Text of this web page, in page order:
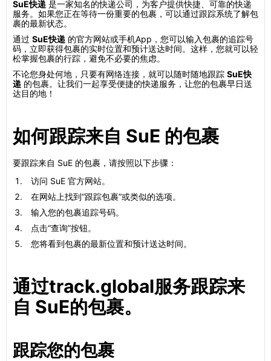
SuE快递 是一家知名的快递公司，为客户提供快捷、可靠的快递
服务。如果您正在等待一份重要的包裹，可以通过跟踪系统了解包
裹的最新状态。
通过 SuE快递 的官方网站或手机App，您可以输入包裹的追踪号
码，立即获得包裹的实时位置和预计送达时间。这样，您就可以轻
松掌握包裹的行踪，避免不必要的焦虑。
不论您身处何地，只要有网络连接，就可以随时随地跟踪 SuE快
递 的包裹。让我们一起享受便捷的快递服务，让您的包裹早日送
达目的地！
如何跟踪来自 SuE 的包裹
要跟踪来自 SuE 的包裹，请按照以下步骤：
访问 SuE 官方网站。
在网站上找到“跟踪包裹”或类似的选项。
输入您的包裹追踪号码。
点击“查询”按钮。
您将看到包裹的最新位置和预计送达时间。
通过track.global服务跟踪来
自 SuE的包裹。
跟踪您的包裹